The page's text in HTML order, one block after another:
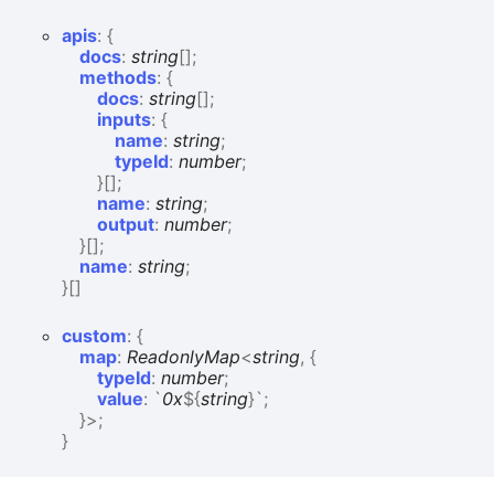
apis: {
docs: string[];
methods: {
docs: string[];
inputs: {
name: string;
typeId: number;
}[];
name: string;
output: number;
}[];
name: string;
}[]
custom: {
map: ReadonlyMap<string, {
typeId: number;
value: ` 0x${string}` ;
}>;
}